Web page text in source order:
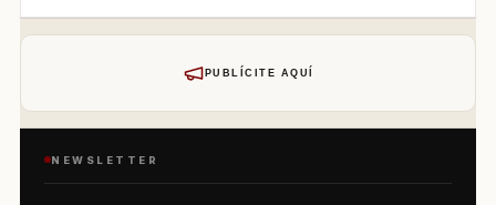
PUBLÍCITE AQUÍ
NEWSLETTER